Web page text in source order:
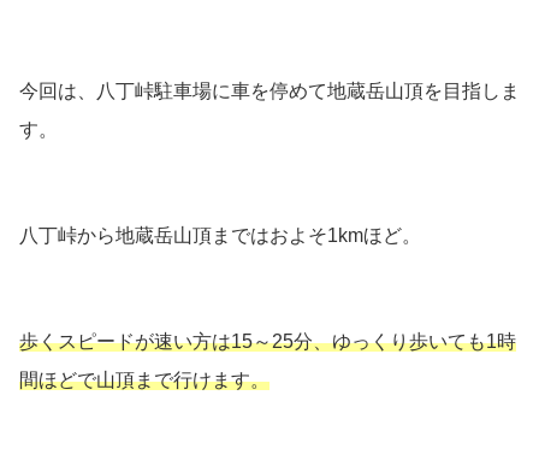
今回は、八丁峠駐車場に車を停めて地蔵岳山頂を目指しま
す。
八丁峠から地蔵岳山頂まではおよそ1kmほど。
歩くスピードが速い方は15～25分、ゆっくり歩いても1時
間ほどで山頂まで行けます。